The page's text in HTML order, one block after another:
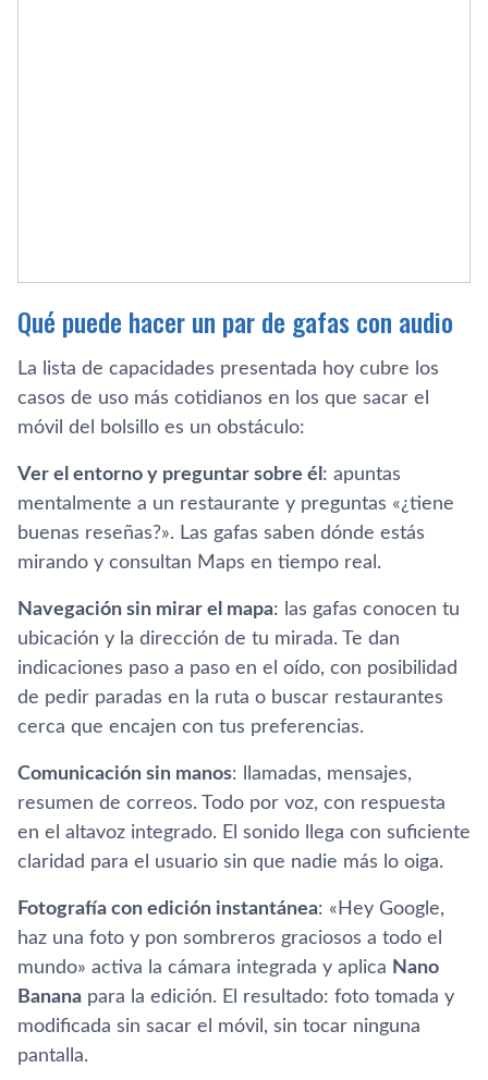
Qué puede hacer un par de gafas con audio
La lista de capacidades presentada hoy cubre los
casos de uso más cotidianos en los que sacar el
móvil del bolsillo es un obstáculo:
Ver el entorno y preguntar sobre él : apuntas
mentalmente a un restaurante y preguntas «¿tiene
buenas reseñas?». Las gafas saben dónde estás
mirando y consultan Maps en tiempo real.
Navegación sin mirar el mapa: las gafas conocen tu
ubicación y la dirección de tu mirada. Te dan
indicaciones paso a paso en el oído, con posibilidad
de pedir paradas en la ruta o buscar restaurantes
cerca que encajen con tus preferencias.
Comunicación sin manos: llamadas, mensajes,
resumen de correos. Todo por voz, con respuesta
en el altavoz integrado. El sonido llega con suficiente
claridad para el usuario sin que nadie más lo oiga.
Fotografía con edición instantánea: «Hey Google,
haz una foto y pon sombreros graciosos a todo el
mundo» activa la cámara integrada y aplica Nano
Banana para la edición. El resultado: foto tomada y
modificada sin sacar el móvil, sin tocar ninguna
pantalla.